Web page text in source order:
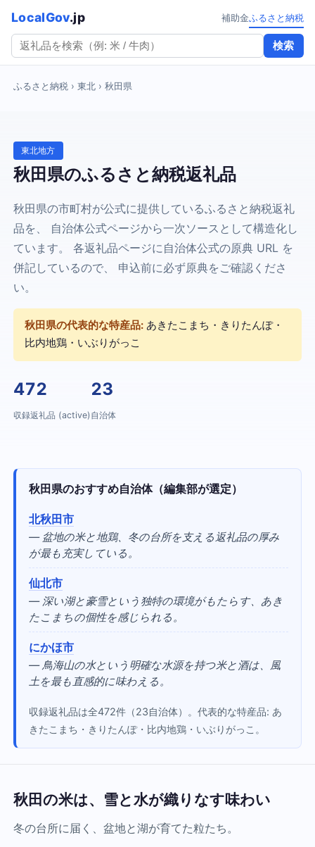
LocalGov.jp
検索
補助金ふるさと納税
ふるさと納税 › 東北 › 秋田県
東北地方
秋田県のふるさと納税返礼品
秋田県の市町村が公式に提供しているふるさと納税返礼
品を、 自治体公式ページから一次ソースとして構造化し
ています。 各返礼品ページに自治体公式の原典 URL を
併記しているので、 申込前に必ず原典をご確認くださ
い。
秋田県の代表的な特産品: あきたこまち・きりたんぽ・
比内地鶏・いぶりがっこ
472
収録返礼品 (active)
23
自治体
秋田県のおすすめ自治体（編集部が選定）
北秋田市
— 盆地の米と地鶏、冬の台所を支える返礼品の厚み
が最も充実している。
仙北市
— 深い湖と豪雪という独特の環境がもたらす、あき
たこまちの個性を感じられる。
にかほ市
— 鳥海山の水という明確な水源を持つ米と酒は、風
土を最も直感的に味わえる。
収録返礼品は全472件（23自治体）。代表的な特産品: あ
きたこまち・きりたんぽ・比内地鶏・いぶりがっこ。
秋田の米は、雪と水が織りなす味わい
冬の台所に届く、盆地と湖が育てた粒たち。